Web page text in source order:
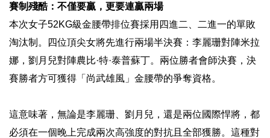
賽制殘酷：不僅要贏，更要連贏兩場
本次女子52KG級金腰帶排位賽採用四進二、二進一的單敗
淘汰制。四位頂尖女將先進行兩場半決賽：李麗珊對陣米拉
娜，劉月兒對陣農比·特·泰普蘇丁。兩位勝者會師決賽，決
賽勝者方可獲得「尚武雄風」金腰帶的爭奪資格。
這意味著，無論是李麗珊、劉月兒，還是兩位國際悍將，都
必須在一個晚上完成兩次高強度的對抗且全部獲勝。這種對